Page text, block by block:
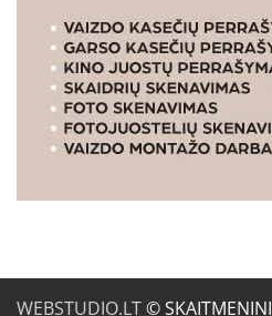
WEBSTUDIO.LT©